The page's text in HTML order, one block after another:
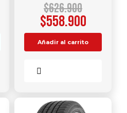
$626.900
$558.900
Añadir al carrito